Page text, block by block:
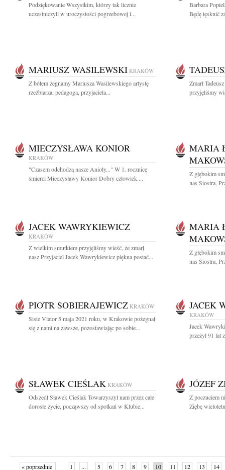
Podziękowanie Wszystkim, którzy tak licznie
uczestniczyli w uroczystości pogrzebowej i...
Barbara
Będę tęsknić
MARIUSZ WASILEWSKI KRAKÓW
Z bólem żegnamy Mariusza Wasilewskiego artystę
rzeźbiarza, pedagoga, przyjaciela...
Zmarł
przyjęliśmy
MIECZYSŁAWA KONIOR
KRAKÓW
"Czasem odchodzą nasze Anioły..." W 1. rocznicę
śmierci Mieczysławy Konior Dobry człowiek....
MARIA
Z głębokim
nas Siostra,
JACEK WAWRYKIEWICZ
KRAKÓW
Z wielkim smutkiem przyjęliśmy wieść, że zmarł
nasz Przyjaciel Jacek Wawrykiewicz piękna postać...
MARIA
Z głębokim
nas Siostra,
PIOTR SOBIERAJEWICZ KRAKÓW
Siste Viator 5 maja 2021 roku, w Krakowie pożegnał
się z nami na zawsze, pozostawiając po sobie...
JACEK
KRAKÓW
Jacek
przeżył 91 lat
SŁAWEK CIEŚLAK KRAKÓW
Odszedł Sławek Cieślak Towarzyszył nam przez całe
dorosłe życie, począwszy od spotkań w Klubie...
JÓZEF
Z poczuciem
Ziębę
« poprzednie 1 ... 5 6 7 8 9 10 11 12 13 14